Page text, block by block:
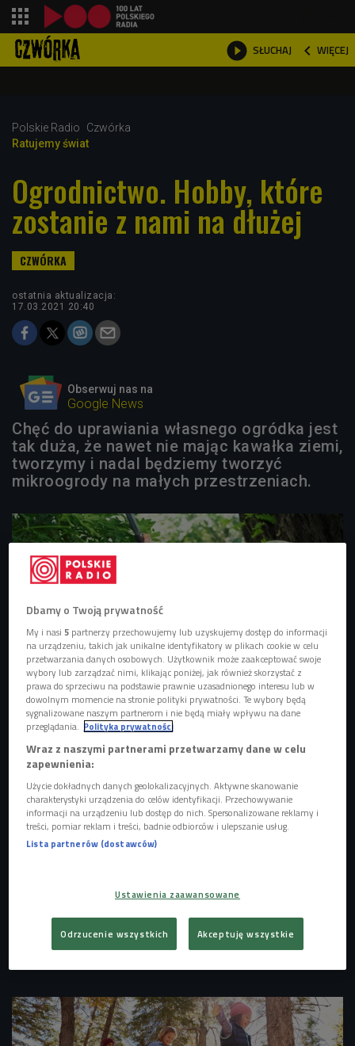
 SŁUCHAJ  WIĘCEJ

Polskie Radio
Czwórka
Ratujemy świat
Ogrodnictwo. Hobby, które
zostanie z nami na dłużej
ostatnia aktualizacja:
17.03.2021 20:40
Obserwuj nas na
Google News
Chęć do uprawiania własnego ogródka jest
tak duża, że nawet nie mając kawałka ziemi,
tworzymy i nadal będziemy tworzyć
mikroogrody na małych przestrzeniach.
Wśród działań, na które można otrzymać dofinansowanie, są: posadzenie
drzewa, zakrzewienie, rewitalizację jakiegoś terenu
Foto: Glow Images/East
News
Coraz więcej osób stawia na własne warzywa, zioła i dba o
zrównoważone ogrodnictwo.Rośliny nie tylko cieszą oczy,
ale oczyszczają też powietrze. Dla wielu opieka nad
kwiatami to sposób na odpoczynek. Jak stworzyć i dbać o
domową dżunglę? Sprawdzi to Ada Janiszewska.
Ekologiczna partyzantka. Dla zieleni, przeciwko
betonowi
Dbamy o Twoją prywatność
My i nasi5 partnerzy przechowujemy lub uzyskujemy dostęp do informacji
na urządzeniu, takich jak unikalne identyfikatory w plikach cookie w celu
przetwarzania danych osobowych. Użytkownik może zaakceptować swoje
wybory lub zarządzać nimi, klikając poniżej, jak również skorzystać z
prawa do sprzeciwu na podstawie prawnie uzasadnionego interesu lub w
dowolnym momencie na stronie polityki prywatności. Te wybory będą
sygnalizowane naszym partnerom i nie będą miały wpływu na dane
przeglądania. Polityka prywatności
Wraz z naszymi partnerami przetwarzamy dane w celu
zapewnienia:
Użycie dokładnych danych geolokalizacyjnych. Aktywne skanowanie
charakterystyki urządzenia do celów identyfikacji. Przechowywanie
informacji na urządzeniu lub dostęp do nich. Spersonalizowane reklamy i
treści, pomiar reklam i treści, badnie odbiorców i ulepszanie usług.
Lista partnerów (dostawców)
Ustawienia zaawansowane
Odrzucenie wszystkich Akceptuję wszystkie